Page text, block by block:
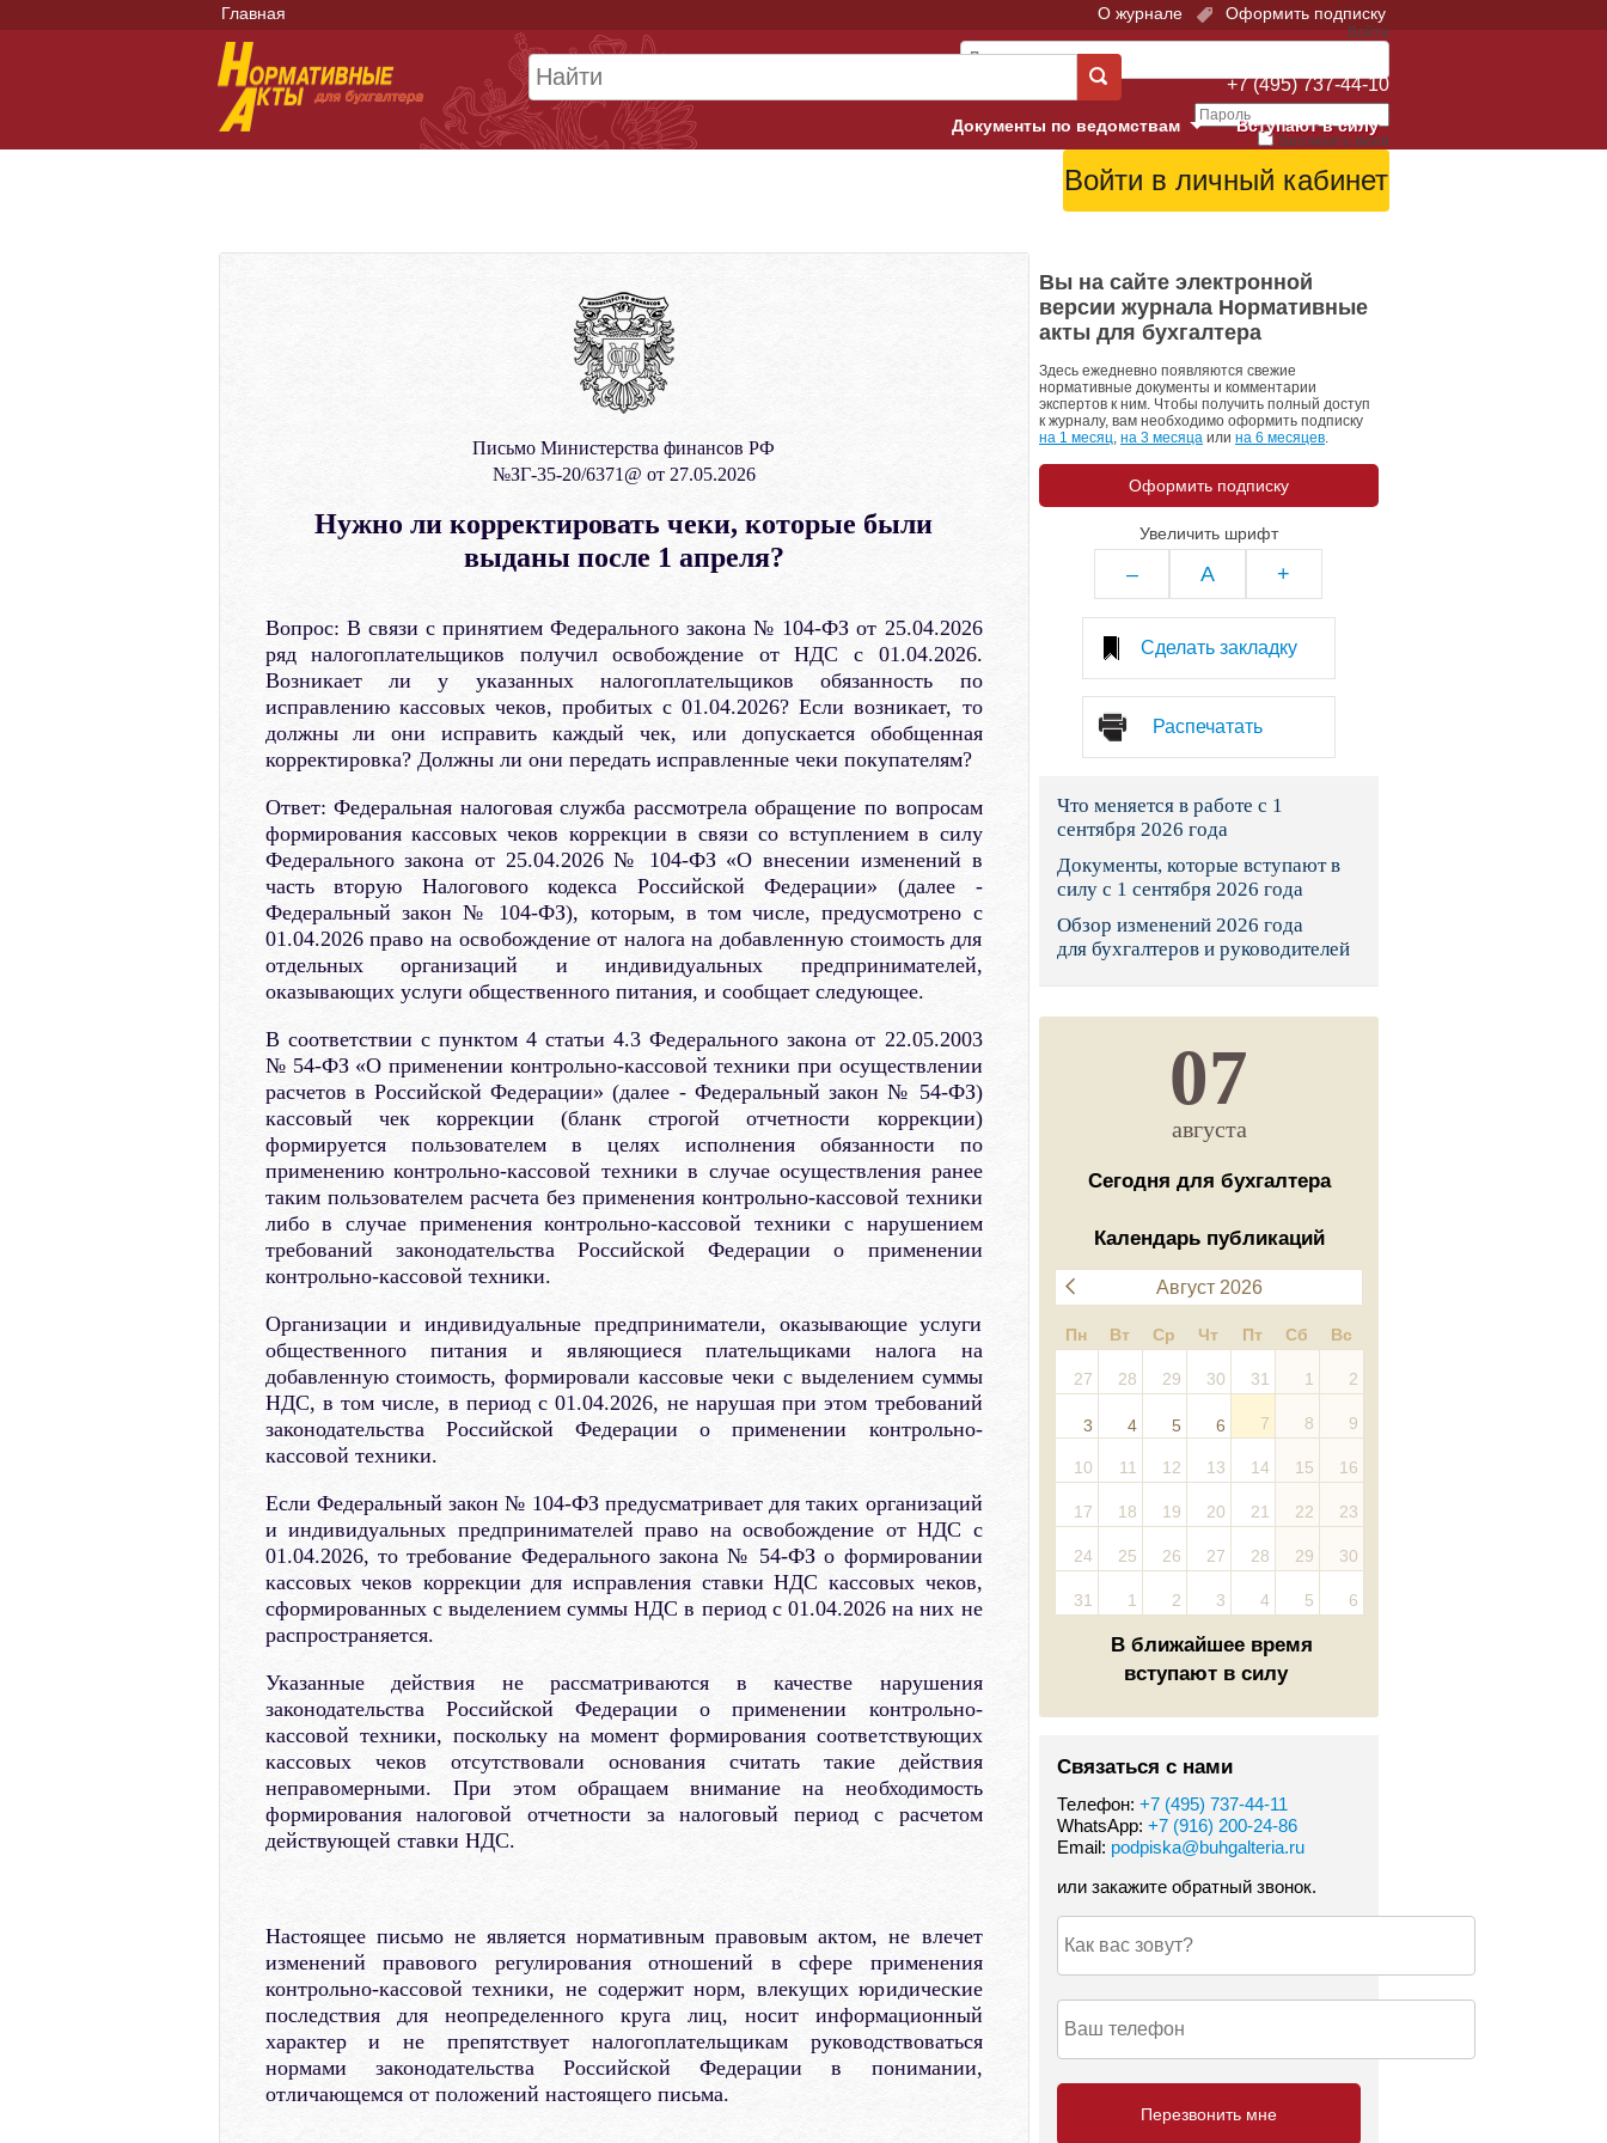
Главная О журнале Оформить подписку
Войти
Запомнить меня
+7 (495) 737-44-10
Вступают в силу
Документы по ведомствам
Арбитражные суды
Верховный Суд
Гострудинспекция в г. Москве
Конституционный Суд
Президент: законы и указы
Роструд
Социальный фонд России
Суд общей юрисдикции
Федеральная налоговая служба
Фонд социального страхования
Остальные ведомства
Письмо Министерства финансов РФ
№ЗГ-35-20/6371@ от 27.05.2026
Нужно ли корректировать чеки, которые были
выданы после 1 апреля?
Вопрос: В связи с принятием Федерального закона № 104-ФЗ от 25.04.2026
ряд налогоплательщиков получил освобождение от НДС с 01.04.2026.
Возникает ли у указанных налогоплательщиков обязанность по
исправлению кассовых чеков, пробитых с 01.04.2026? Если возникает, то
должны ли они исправить каждый чек, или допускается обобщенная
корректировка? Должны ли они передать исправленные чеки покупателям?
Ответ: Федеральная налоговая служба рассмотрела обращение по вопросам
формирования кассовых чеков коррекции в связи со вступлением в силу
Федерального закона от 25.04.2026 № 104-ФЗ «О внесении изменений в
часть вторую Налогового кодекса Российской Федерации» (далее -
Федеральный закон № 104-ФЗ), которым, в том числе, предусмотрено c
01.04.2026 право на освобождение от налога на добавленную стоимость для
отдельных организаций и индивидуальных предпринимателей,
оказывающих услуги общественного питания, и сообщает следующее.
В соответствии с пунктом 4 статьи 4.3 Федерального закона от 22.05.2003
№ 54-ФЗ «О применении контрольно-кассовой техники при осуществлении
расчетов в Российской Федерации» (далее - Федеральный закон № 54-ФЗ)
кассовый чек коррекции (бланк строгой отчетности коррекции)
формируется пользователем в целях исполнения обязанности по
применению контрольно-кассовой техники в случае осуществления ранее
таким пользователем расчета без применения контрольно-кассовой техники
либо в случае применения контрольно-кассовой техники с нарушением
требований законодательства Российской Федерации о применении
контрольно-кассовой техники.
Организации и индивидуальные предприниматели, оказывающие услуги
общественного питания и являющиеся плательщиками налога на
добавленную стоимость, формировали кассовые чеки с выделением суммы
НДС, в том числе, в период с 01.04.2026, не нарушая при этом требований
законодательства Российской Федерации о применении контрольно-
кассовой техники.
Если Федеральный закон № 104-ФЗ предусматривает для таких организаций
и индивидуальных предпринимателей право на освобождение от НДС c
01.04.2026, то требование Федерального закона № 54-ФЗ о формировании
кассовых чеков коррекции для исправления ставки НДС кассовых чеков,
сформированных с выделением суммы НДС в период с 01.04.2026 на них не
распространяется.
Указанные действия не рассматриваются в качестве нарушения
законодательства Российской Федерации о применении контрольно-
кассовой техники, поскольку на момент формирования соответствующих
кассовых чеков отсутствовали основания считать такие действия
неправомерными. При этом обращаем внимание на необходимость
формирования налоговой отчетности за налоговый период с расчетом
действующей ставки НДС.
Настоящее письмо не является нормативным правовым актом, не влечет
изменений правового регулирования отношений в сфере применения
контрольно-кассовой техники, не содержит норм, влекущих юридические
последствия для неопределенного круга лиц, носит информационный
характер и не препятствует налогоплательщикам руководствоваться
нормами законодательства Российской Федерации в понимании,
отличающемся от положений настоящего письма.
Вы на сайте электронной
версии журнала Нормативные
акты для бухгалтера
Здесь ежедневно появляются свежие
нормативные документы и комментарии
экспертов к ним. Чтобы получить полный доступ
к журналу, вам необходимо оформить подписку
на 1 месяц, на 3 месяца или на 6 месяцев.
Оформить подписку
Увеличить шрифт
– A +
Сделать закладку
Распечатать
Что меняется в работе с 1
сентября 2026 года
Документы, которые вступают в
силу с 1 сентября 2026 года
Обзор изменений 2026 года
для бухгалтеров и руководителей
07
августа
Сегодня для бухгалтера
Календарь публикаций
Август 2026
Пн Вт Ср Чт Пт Сб Вс
27 28 29 30 31 1 2
3 4 5 6 7 8 9
10 11 12 13 14 15 16
17 18 19 20 21 22 23
24 25 26 27 28 29 30
31 1 2 3 4 5 6
В ближайшее время
вступают в силу
Связаться с нами
Телефон: +7 (495) 737-44-11
WhatsApp: +7 (916) 200-24-86
Email: podpiska@buhgalteria.ru
или закажите обратный звонок.